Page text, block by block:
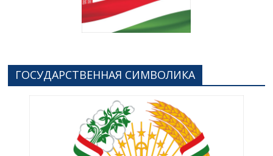
ГОСУДАРСТВЕННАЯ СИМВОЛИКА